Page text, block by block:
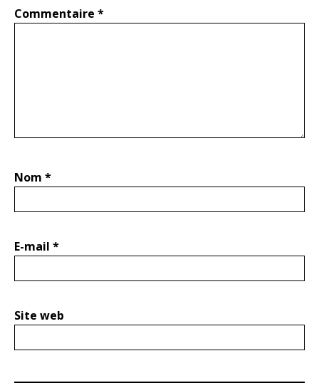
Commentaire *
Nom *
E-mail *
Site web